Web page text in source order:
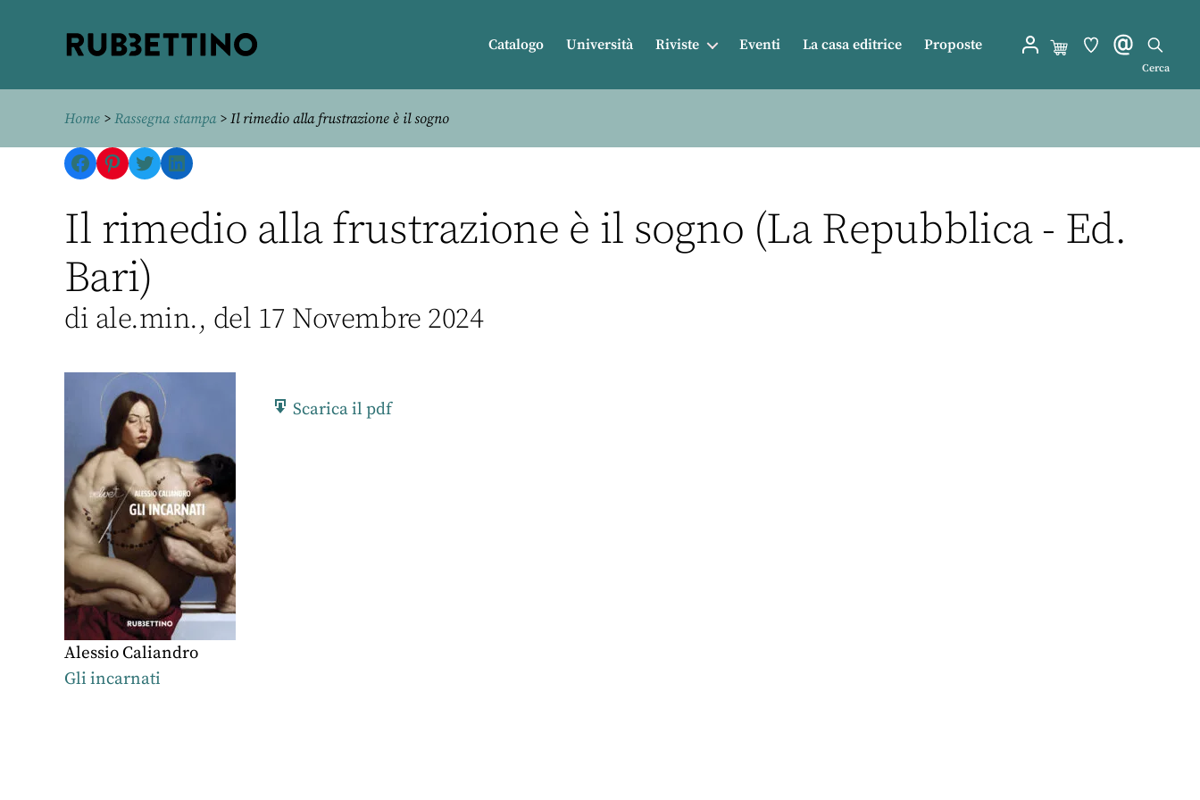
Catalogo Università Riviste Eventi La casa editrice Proposte
Cerca
Home > Rassegna stampa> Il rimedio alla frustrazione è il sogno
Facebook
Pinterest
TwitterLinkedIn
Il rimedio alla frustrazione è il sogno (La Repubblica - Ed.
Bari)
di ale.min., del 17 Novembre 2024
Alessio Caliandro
Gli incarnati
Scarica il pdf